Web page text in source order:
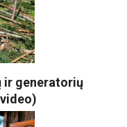
ir generatorių